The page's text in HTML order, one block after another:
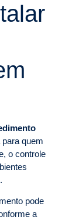
quem
o controle
pode
a